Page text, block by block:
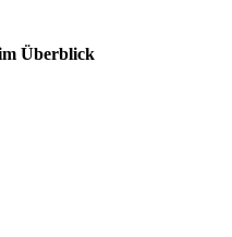
Überblick